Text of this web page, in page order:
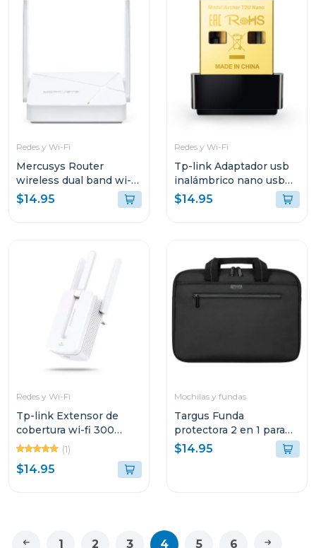
Redes y Wi-Fi
Mercusys Router
wireless dual band wi-fi
ac750
$14.95
Redes y Wi-Fi
Tp-link Adaptador usb
inalámbrico nano usb
de doble banda ac600
t2u nano
$14.95
Redes y Wi-Fi
Tp-link Extensor de
cobertura wi-fi 300
mbps mw300
(1)
$14.95
Mochilas y fundas
Targus Funda
protectora 2 en 1 para
laptop de 14"
$14.95
1 2 3 4 5 6